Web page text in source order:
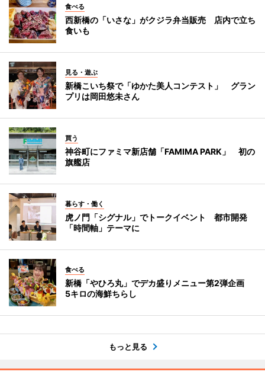
食べる
西新橋の「いさな」がクジラ弁当販売 店内で立ち
食いも
見る・遊ぶ
新橋こいち祭で「ゆかた美人コンテスト」 グラン
プリは岡田悠未さん
買う
神谷町にファミマ新店舗「FAMIMA PARK」 初の
旗艦店
暮らす・働く
虎ノ門「シグナル」でトークイベント 都市開発
「時間軸」テーマに
食べる
新橋「やひろ丸」でデカ盛りメニュー第2弾企画
5キロの海鮮ちらし
もっと見る